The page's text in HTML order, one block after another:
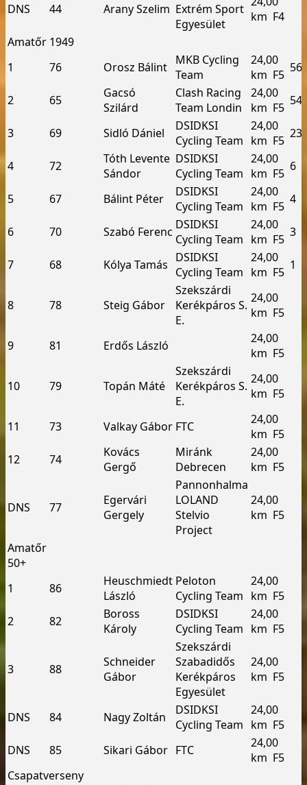
DNS 44 Arany Szelim Extrém Sport
Egyesület
km ­ F4
Amatőr 19­49
1
76 Orosz Bálint MKB Cycling
Team
24,00
km ­ F5 56
2 65
Gacsó
Szilárd
Clash Racing
Team Londin
24,00
km ­ F5 54
3 69 Sidló Dániel
DSI­DKSI
Cycling Team
24,00
km ­ F5 23
4 72
Tóth Levente
Sándor
DSI­DKSI
Cycling Team
24,00
km ­ F5 6
5 67 Bálint Péter
DSI­DKSI
Cycling Team
24,00
km ­ F5 4
6 70 Szabó Ferenc DSI­DKSI
Cycling Team
24,00
km ­ F5 3
7 68 Kólya Tamás DSI­DKSI
Cycling Team
24,00
km ­ F5 1
8 78 Steig Gábor
Szekszárdi
Kerékpáros S.
E.
24,00
km ­ F5
9 81 Erdős László
24,00
km ­ F5
10 79 Topán Máté
Szekszárdi
Kerékpáros S.
E.
24,00
km ­ F5
11 73 Valkay Gábor FTC
24,00
km ­ F5
12
74
Kovács
Gergő
Miránk
Debrecen
24,00
km ­ F5
DNS 77
Egervári
Gergely
Pannonhalma
LOLAND
Stelvio
Project
24,00
km ­ F5
Amatőr
50+
1
86
Heuschmiedt
László
Peloton
Cycling Team
24,00
km ­ F5
2
82
Boross
Károly
DSI­DKSI
Cycling Team
24,00
km ­ F5
3 88
Schneider
Gábor
Szekszárdi
Szabadidős
Kerékpáros
Egyesület
24,00
km ­ F5
DNS 84 Nagy Zoltán
DSI­DKSI
Cycling Team
24,00
km ­ F5
DNS
85 Sikari Gábor FTC
24,00
km ­ F5
Csapatverseny